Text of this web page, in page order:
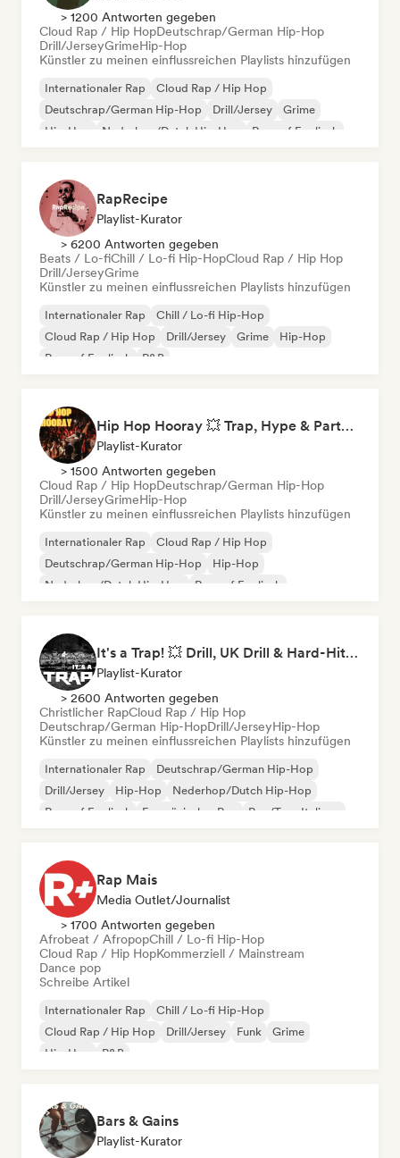
> 1200 Antworten gegeben
Cloud Rap / Hip HopDeutschrap/German Hip-Hop
Drill/JerseyGrimeHip-Hop
Künstler zu meinen einflussreichen Playlists hinzufügen
Internationaler Rap
Cloud Rap / Hip Hop
Deutschrap/German Hip-Hop
Drill/Jersey
Grime
Hip-Hop
Nederhop/Dutch Hip-Hop Rap auf Englisch
RapRecipe
Playlist-Kurator
> 6200 Antworten gegeben
Beats / Lo-fiChill / Lo-fi Hip-HopCloud Rap / Hip Hop
Drill/JerseyGrime
Künstler zu meinen einflussreichen Playlists hinzufügen
Internationaler Rap
Chill / Lo-fi Hip-Hop
Cloud Rap / Hip Hop
Drill/Jersey Grime
Hip-Hop
Rap auf Englisch
R&B
Hip Hop Hooray 💥 Trap, Hype & Party Rap Bangers
Playlist-Kurator
> 1500 Antworten gegeben
Cloud Rap / Hip HopDeutschrap/German Hip-Hop
Drill/JerseyGrimeHip-Hop
Künstler zu meinen einflussreichen Playlists hinzufügen
Internationaler Rap
Cloud Rap / Hip Hop
Deutschrap/German Hip-Hop
Hip-Hop
Nederhop/Dutch Hip-Hop
Rap auf Englisch
It's a Trap! 💥 Drill, UK Drill & Hard-Hitting Trap
Playlist-Kurator
> 2600 Antworten gegeben
Christlicher RapCloud Rap / Hip Hop
Deutschrap/German Hip-HopDrill/JerseyHip-Hop
Künstler zu meinen einflussreichen Playlists hinzufügen
Internationaler Rap
Deutschrap/German Hip-Hop
Drill/Jersey
Hip-Hop
Nederhop/Dutch Hip-Hop
Rap auf Englisch
Französischer Rap Rap/Trap Italiano
Rap Mais
Media Outlet/Journalist
> 1700 Antworten gegeben
Afrobeat / AfropopChill / Lo-fi Hip-Hop
Cloud Rap / Hip HopKommerziell / Mainstream
Dance pop
Schreibe Artikel
Internationaler Rap
Chill / Lo-fi Hip-Hop
Cloud Rap / Hip Hop
Drill/Jersey Funk
Grime
Hip-Hop
R&B
Bars & Gains
Playlist-Kurator